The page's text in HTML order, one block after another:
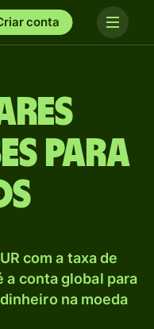
conta
para
com a taxa de
a conta global para
na moeda